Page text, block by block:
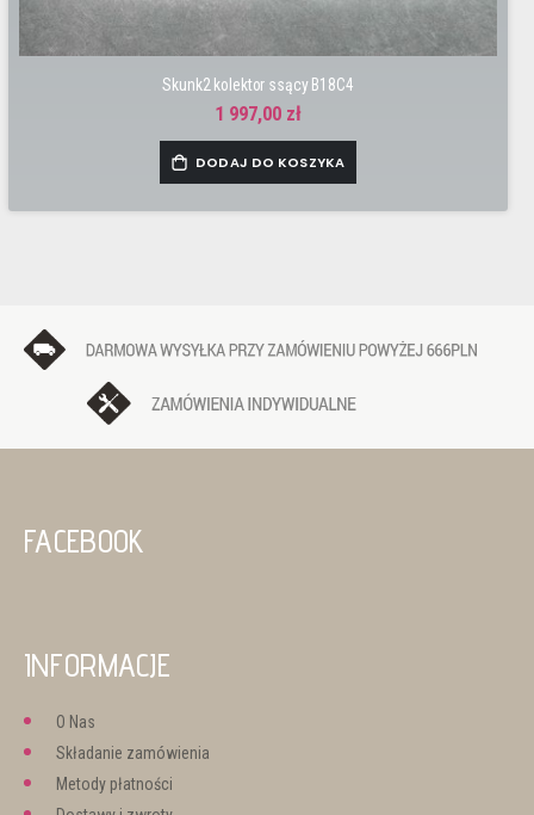
Skunk2 kolektor ssący B18C4
1 997,00 zł
DODAJ DO KOSZYKA
FACEBOOK
INFORMACJE
O Nas
Składanie zamówienia
Metody płatności